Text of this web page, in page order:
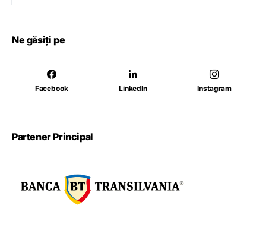
Ne găsiți pe
Facebook LinkedIn Instagram
Partener Principal